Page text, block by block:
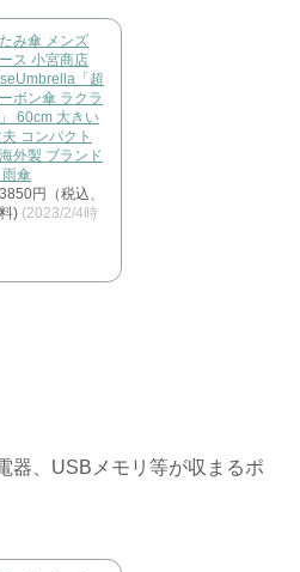
み傘 メンズ
ス 小宮商店
「超
ボン傘 ラクラ
60cm 大きい
コンパクト
外製 ブランド
傘
円（税込、
) (2023/2/4時
器、USBメモリ等が収まるポ